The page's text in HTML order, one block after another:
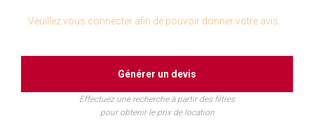
Veuillez vous connecter afin de pouvoir donner votre avis.
Générer un devis
Effectuez une recherche à partir des filtres
pour obtenir le prix de location